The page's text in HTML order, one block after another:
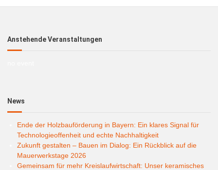
Anstehende Veranstaltungen
News
Ende der Holzbauförderung in Bayern: Ein klares Signal für
Technologieoffenheit und echte Nachhaltigkeit
Zukunft gestalten – Bauen im Dialog: Ein Rückblick auf die
Mauerwerkstage 2026
Gemeinsam für mehr Kreislaufwirtschaft: Unser keramisches